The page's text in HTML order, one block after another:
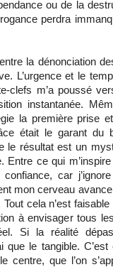
ou de la
perdra
la dénonciation
L’urgence et le
clefs m’a poussé
instantanée.
la première prise
était le garant du
le résultat est un
Entre ce qui
car
mon cerveau avance
cela n’est
à envisager tous
Si la réalité
que le tangible.
centre, que l’on